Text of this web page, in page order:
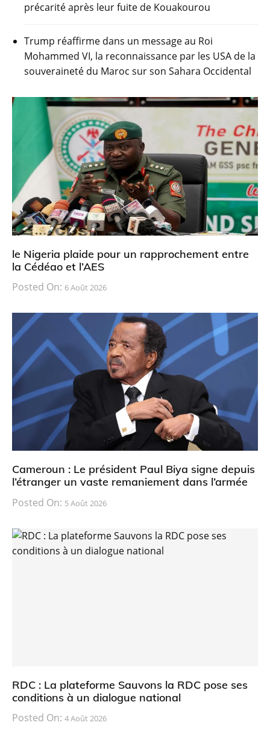
précarité après leur fuite de Kouakourou
Trump réaffirme dans un message au Roi
Mohammed VI, la reconnaissance par les USA de la
souveraineté du Maroc sur son Sahara Occidental
le Nigeria plaide pour un rapprochement entre
la Cédéao et l’AES
Posted On: 6 Août 2026
Cameroun : Le président Paul Biya signe depuis
l’étranger un vaste remaniement dans l’armée
Posted On: 5 Août 2026
RDC : La plateforme Sauvons la RDC pose ses
conditions à un dialogue national
Posted On: 4 Août 2026